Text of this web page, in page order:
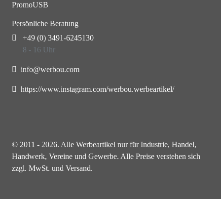
PromoUSB
Persönliche Beratung
+49 (0) 3491-6245130
8 - 16 Uhr
info@werbou.com
https://www.instagram.com/werbou.werbeartikel/
© 2011 - 2026. Alle Werbeartikel nur für Industrie, Handel,
Handwerk, Vereine und Gewerbe. Alle Preise verstehen sich
zzgl. MwSt. und Versand.